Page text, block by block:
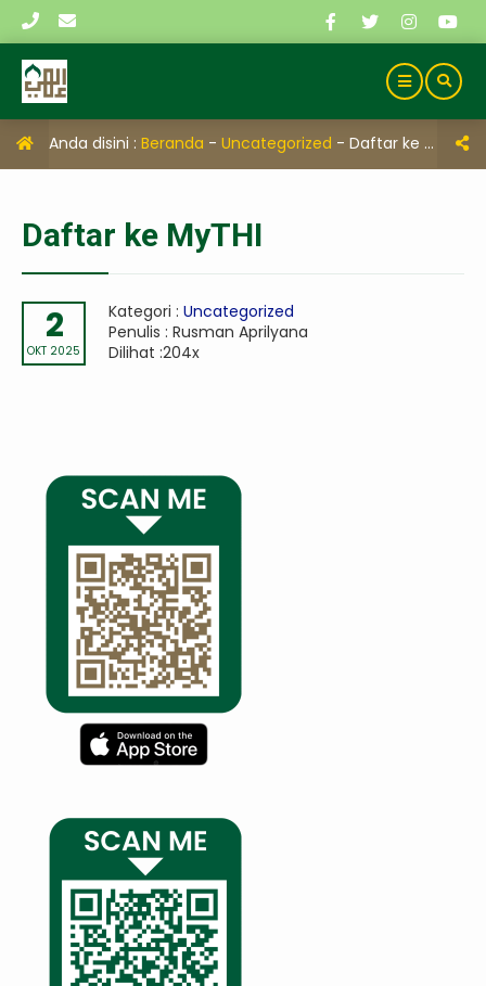
Anda disini : Beranda - Uncategorized - Daftar ke MyTHI
Daftar ke MyTHI
2
OKT 2025
Kategori : Uncategorized
Penulis : Rusman Aprilyana
Dilihat :204x